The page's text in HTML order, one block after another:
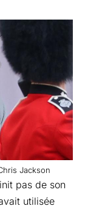
Jackson
pas de son
utilisée